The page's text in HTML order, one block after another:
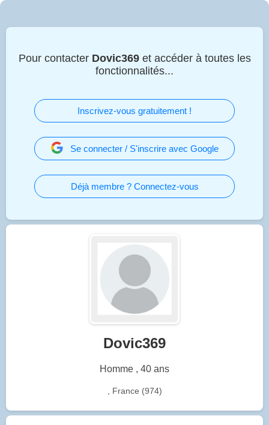
Pour contacter Dovic369et accéder à toutes les
fonctionnalités...
Inscrivez-vous gratuitement !
Se connecter / S'inscrire avec Google
Déjà membre ? Connectez-vous
Dovic369
Homme , 40 ans
, France (974)